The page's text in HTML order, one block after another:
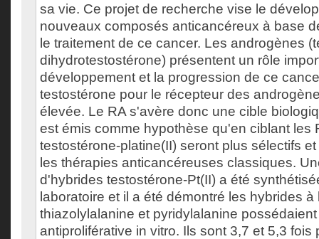
sa vie. Ce projet de recherche vise le
nouveaux composés anticancéreux à base
le traitement de ce cancer. Les androgènes
dihydrotestostérone) présentent un rôle
développement et la progression de ce
testostérone pour le récepteur des
élevée. Le RA s'avère donc une cible
est émis comme hypothèse qu'en ciblant les
testostérone-platine(II) seront plus sélectifs
les thérapies anticancéreuses classiques.
d'hybrides testostérone-Pt(II) a été
laboratoire et il a été démontré les hybrides à
thiazolylalanine et pyridylalanine
antiproliférative in vitro. Ils sont 3,7 et 5,3 fois